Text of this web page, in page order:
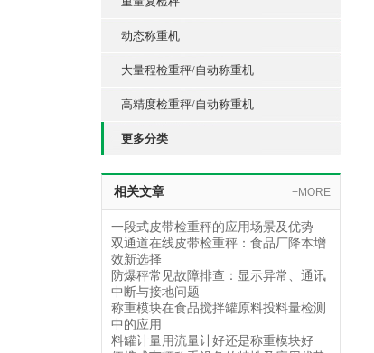
动态称重机
大量程检重秤/自动称重机
高精度检重秤/自动称重机
更多分类
相关文章 +MORE
一段式皮带检重秤的应用场景及优势
双通道在线皮带检重秤：食品厂降本增
效新选择
防爆秤常见故障排查：显示异常、通讯
中断与接地问题
称重模块在食品搅拌罐原料投料量检测
中的应用
料罐计量用流量计好还是称重模块好